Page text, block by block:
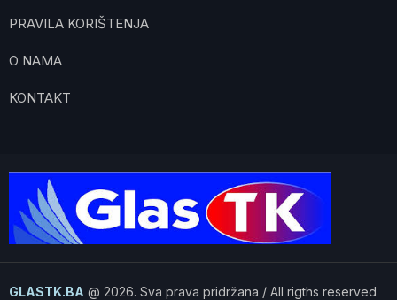
PRAVILA KORIŠTENJA
O NAMA
KONTAKT
GLASTK.BA @ 2026. Sva prava pridržana / All rigths reserved